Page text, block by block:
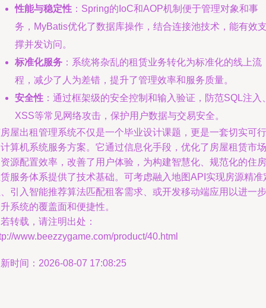
性能与稳定性 ：Spring的IoC和AOP机制便于管理对象和事
务，MyBatis优化了数据库操作，结合连接池技术，能有效
撑并发访问。
标准化服务 ：系统将杂乱的租赁业务转化为标准化的线上流
程，减少了人为差错，提升了管理效率和服务质量。
安全性 ：通过框架级的安全控制和输入验证，防范SQL注入
XSS等常见网络攻击，保护用户数据与交易安全。
屋出租管理系统不仅是一个毕业设计课题，更是一套切实可行
算机系统服务方案。它通过信息化手段，优化了房屋租赁市场
源配置效率，改善了用户体验，为构建智慧化、规范化的住房
服务体系提供了技术基础。可考虑融入地图API实现房源精准
引入智能推荐算法匹配租客需求、或开发移动端应用以进一步
系统的覆盖面和便捷性。
转载，请注明出处：
www.beezzygame.com/product/40.html
时间：2026-08-07 17:08:25